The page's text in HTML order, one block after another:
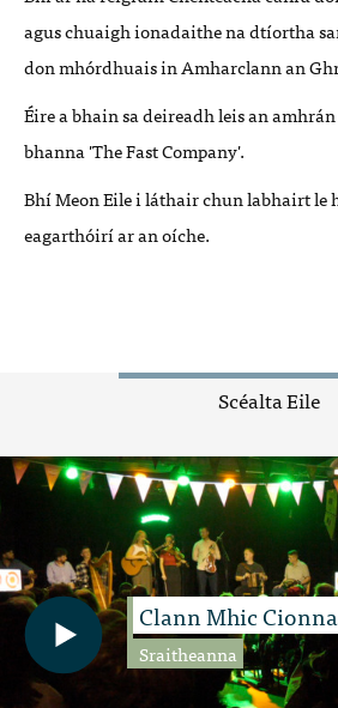
agus chuaigh ionadaithe na dtíortha
don mhórdhuais in Amharclann an
Éire a bhain sa deireadh leis an
bhanna 'The Fast Company'.
Bhí Meon Eile i láthair chun labhairt
eagarthóirí ar an oíche.
Scéalta Eile
Clann Mhic
Sraitheanna